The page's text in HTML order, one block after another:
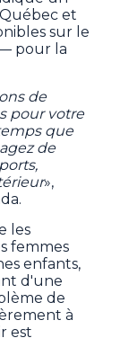
et
sur le
pour la
de
pour votre
que
de
»,
les
femmes
enfants,
d'une
de
à
est